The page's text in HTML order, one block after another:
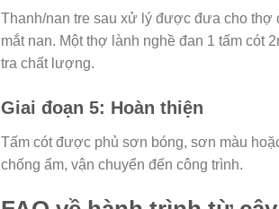
Thanh/nan tre sau xử lý được đưa cho thợ
mắt nan. Một thợ lành nghề đan 1 tấm cót
tra chất lượng.
Giai đoạn 5: Hoàn thiện
Tấm cót được phủ sơn bóng, sơn màu
chống ẩm, vận chuyển đến công trình.